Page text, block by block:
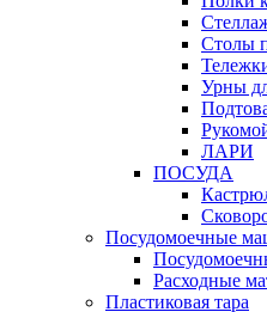
Столы
Урны
ЛАРИ
ПОСУДА
Посудомоечные
Расходные
Пластиковая тара